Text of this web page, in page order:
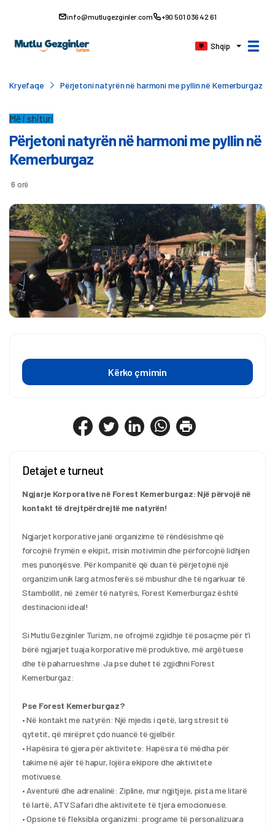
info@mutlugezginler.com +90 501 036 42 61
Shqip
Kryefaqe Përjetoni natyrën në harmoni me pyllin në Kemerburgaz
Më i shituri
Përjetoni natyrën në harmoni me pyllin në
Kemerburgaz
6 orë
Detajet e turneut
Ngjarje Korporative në Forest Kemerburgaz: Një përvojë në
kontakt të drejtpërdrejtë me natyrën!
Ngjarjet korporative janë organizime të rëndësishme që
forcojnë frymën e ekipit, rrisin motivimin dhe përforcojnë lidhjen
mes punonjësve. Për kompanitë që duan të përjetojnë një
organizim unik larg atmosferës së mbushur dhe të ngarkuar të
Stambollit, në zemër të natyrës, Forest Kemerburgaz është
destinacioni ideal!
Si Mutlu Gezginler Turizm, ne ofrojmë zgjidhje të posaçme për t’i
bërë ngjarjet tuaja korporative më produktive, më argëtuese
dhe të paharrueshme. Ja pse duhet të zgjidhni Forest
Kemerburgaz:
Pse Forest Kemerburgaz?
• Në kontakt me natyrën: Një mjedis i qetë, larg stresit të
qytetit, që mirëpret çdo nuancë të gjelbër.
• Hapësira të gjera për aktivitete: Hapësira të mëdha për
takime në ajër të hapur, lojëra ekipore dhe aktivitete
motivuese.
• Aventurë dhe adrenalinë: Zipline, mur ngjitjeje, pista me litarë
të lartë, ATV Safari dhe aktivitete të tjera emocionuese.
• Opsione të fleksibla organizimi: programe të personalizuara
Kërko çmimin